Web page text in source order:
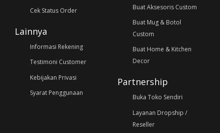
Cek Status Order
Lainnya
Informasi Rekening
Testimoni Customer
Kebijakan Privasi
Syarat Penggunaan
Buat Aksesoris Custom
Buat Mug & Botol
Custom
Buat Home & Kitchen
Decor
Partnership
Buka Toko Sendiri
Layanan Dropship /
Reseller